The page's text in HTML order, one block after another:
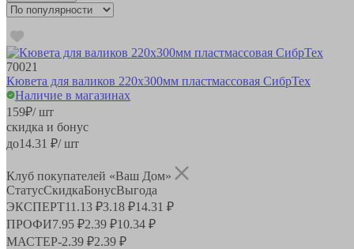
70021
Кювета для валиков 220х300мм пластмассовая СибрТех
Наличие в магазинах
159₽/ шт
скидка и бонус
до14.31 ₽/ шт
Клуб покупателей «Ваш Дом»
СтатусСкидкаБонусВыгода
ЭКСПЕРТ11.13 ₽3.18 ₽14.31 ₽
ПРОФИ7.95 ₽2.39 ₽10.34 ₽
МАСТЕР-2.39 ₽2.39 ₽